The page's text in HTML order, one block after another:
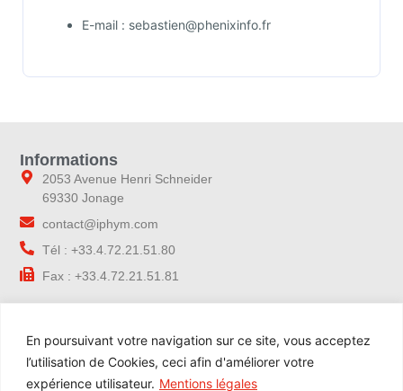
En poursuivant votre navigation sur ce site, vous acceptez
l’utilisation de Cookies, ceci afin d'améliorer votre
expérience utilisateur. Mentions légales
E-mail : sebastien@phenixinfo.fr
Informations
2053 Avenue Henri Schneider
69330 Jonage
contact@iphym.com
Tél : +33.4.72.21.51.80
Fax : +33.4.72.21.51.81
Accueil
Notre entreprise